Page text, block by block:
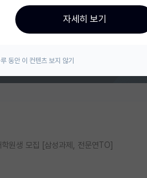
원생 모집 [삼성과제, 전문연TO]
자세히 보기
동안 이 컨텐츠 보지 않기